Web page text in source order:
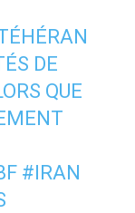
DE
QUE
#IRAN